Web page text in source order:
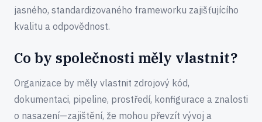
jasného, standardizovaného frameworku zajišťujícího
kvalitu a odpovědnost.
Co by společnosti měly vlastnit?
Organizace by měly vlastnit zdrojový kód,
dokumentaci, pipeline, prostředí, konfigurace a znalosti
o nasazení—zajištění, že mohou převzít vývoj a